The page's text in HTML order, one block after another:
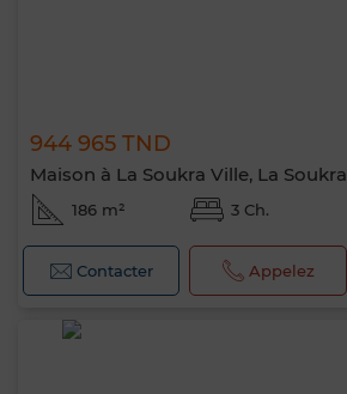
944 965 TND
Maison à La Soukra Ville, La Soukra
186 m² 3 Ch.
Contacter Appelez